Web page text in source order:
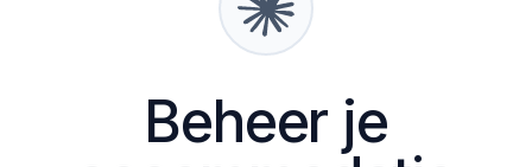
Beheer je